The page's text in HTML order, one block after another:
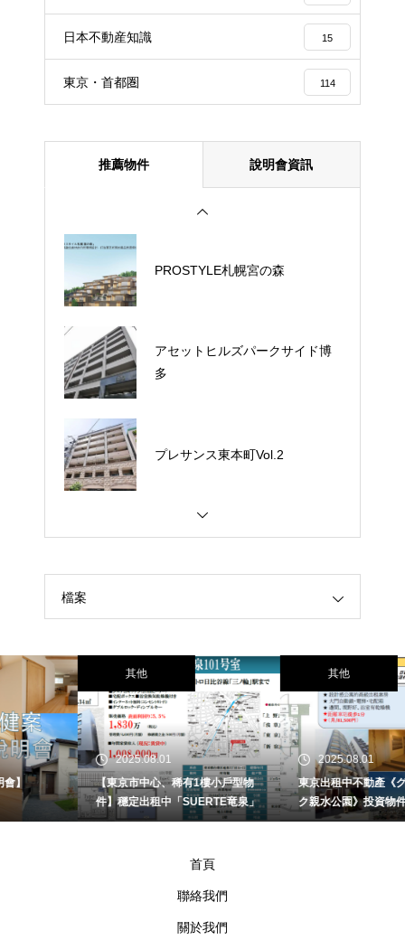
日本不動産知識 15
東京・首都圏 114
推薦物件 說明會資訊
PROSTYLE札幌宮の森
アセットヒルズパークサイド博
多
プレサンス東本町Vol.2
檔案
其他
2025.08.01
【東京市中心、稀有1樓小戶型物
件】穩定出租中「SUERTE竜泉」
其他
2025.08.01
東京出租中不動產《グランドパー
ク親水公園》投資物件
首頁
聯絡我們
關於我們